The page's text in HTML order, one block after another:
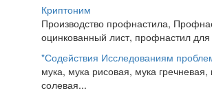
Криптоним
Производство профнастила,
оцинкованный лист, профнастил
"Содействия Исследованиям
мука, мука рисовая, мука
солевая...